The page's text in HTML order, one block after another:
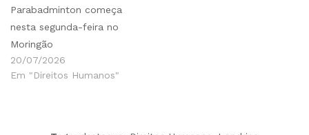
Parabadminton começa
nesta segunda-feira no
Moringão
20/07/2026
Em "Direitos Humanos"